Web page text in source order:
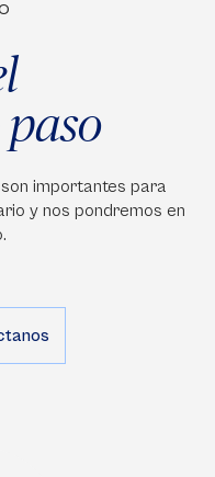
importantes para
y nos pondremos en